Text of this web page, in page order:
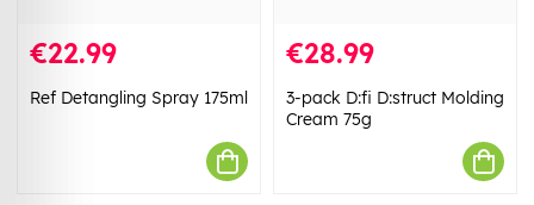
€22.99
Ref Detangling Spray 175ml
€28.99
3-pack D:fi D:struct Molding
Cream 75g